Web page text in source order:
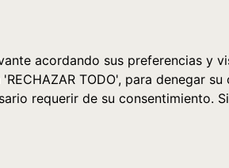
acordando sus preferencias y
TODO', para denegar
requerir de su consentimiento.